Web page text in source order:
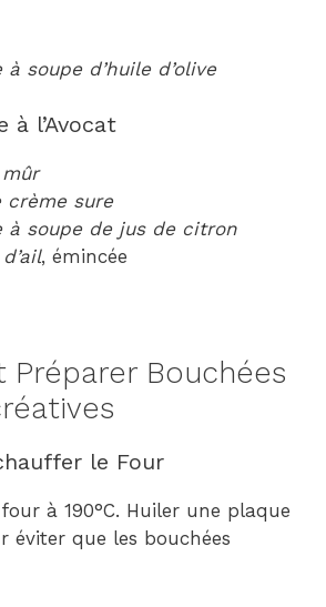
à soupe d’huile d’olive
à l’Avocat
crème sure
à soupe de jus de citron
, émincée
Préparer Bouchées
le Four
à 190°C. Huiler une plaque
éviter que les bouchées